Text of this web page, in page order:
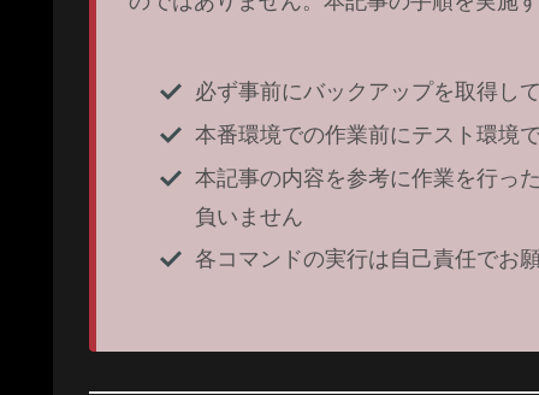
必ず事前にバックアップを取得し
本番環境での作業前にテスト環境
本記事の内容を参考に作業を行っ
負いません
各コマンドの実行は自己責任でお